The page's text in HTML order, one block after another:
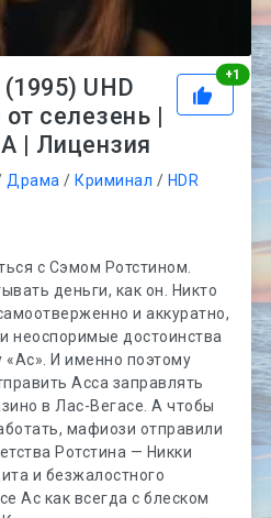
+1
UHD
от селезень |
| Лицензия
Драма / Криминал / HDR
с Сэмом Ротстином.
деньги, как он. Никто
и аккуратно,
неоспоримые достоинства
«Ас». И именно поэтому
Асса заправлять
в Лас-Вегасе. А чтобы
мафиози отправили
Ротстина — Никки
и безжалостного
Ас как всегда с блеском